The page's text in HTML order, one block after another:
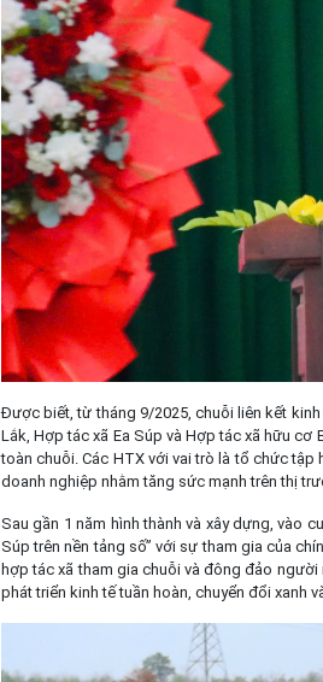
Được biết, từ tháng 9/2025, chuỗi liên kết
Lắk, Hợp tác xã Ea Súp và Hợp tác xã hữu
toàn chuỗi. Các HTX với vai trò là tổ chức
doanh nghiệp nhằm tăng sức mạnh trên thị
Sau gần 1 năm hình thành và xây dựng, vào
Súp trên nền tảng số” với sự tham gia của
hợp tác xã tham gia chuỗi và đông đảo
phát triển kinh tế tuần hoàn, chuyển đổi xanh